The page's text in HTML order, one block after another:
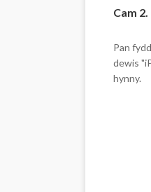
Cam
Pan
dewis
hynny.